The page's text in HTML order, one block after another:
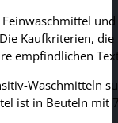
Kaufkriterien,
empfindlichen
Waschmitteln
ist in Beuteln